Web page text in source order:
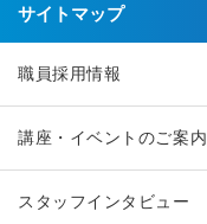
サイトマップ
職員採用情報
講座・イベントのご案内
スタッフインタビュー